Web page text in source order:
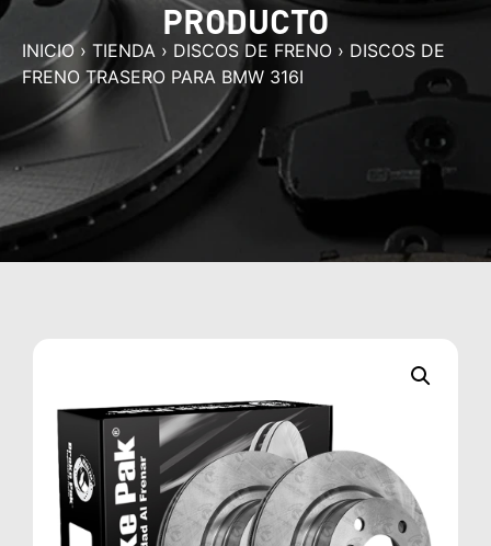
PRODUCTO
INICIO› TIENDA › DISCOS DE FRENO › DISCOS DE
FRENO TRASERO PARA BMW 316I